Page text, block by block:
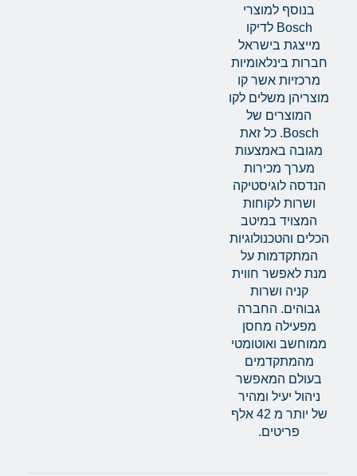
בנוסף למוצרי
Bosch לדיקו
מייצגת בישראל
חברות בינלאומיות
מרכזיות אשר קו
מוצריהן משלים לקו
המוצרים של
Bosch. כל זאת
מגובה באמצעות
מערך מכירות
הנדסה לוגיסטיקה
ושרות לקוחות
המצויד במיטב
הכלים והטכנולוגיות
המתקדמות על
מנת לאפשר חווית
קניה ושרות
גבוהים. החברה
מפעילה מחסן
ממוחשב ואוטומטי
מהמתקדמים
בעולם המאפשר
ניהול יעיל ומהיר
של יותר מ 42 אלף
פריטים.